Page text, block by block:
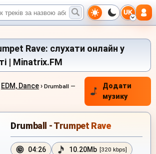
UK
Rave: слухати онлайн у
| Minatrix.FM
EDM, Dance› Drumball —
Додати
музику
Drumball - Trumpet Rave
04:26 10.20Mb [320 kbps]